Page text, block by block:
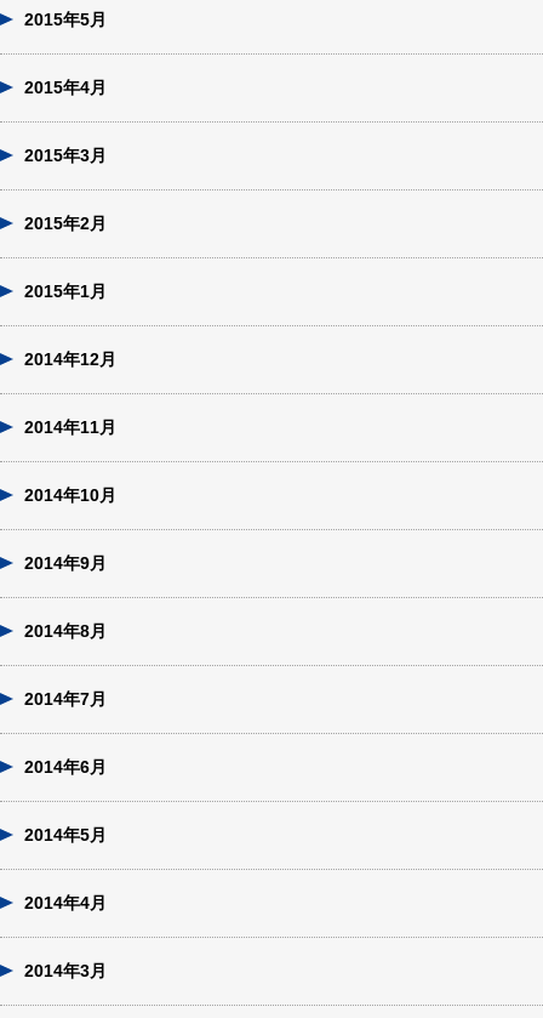
2015年5月
2015年4月
2015年3月
2015年2月
2015年1月
2014年12月
2014年11月
2014年10月
2014年9月
2014年8月
2014年7月
2014年6月
2014年5月
2014年4月
2014年3月